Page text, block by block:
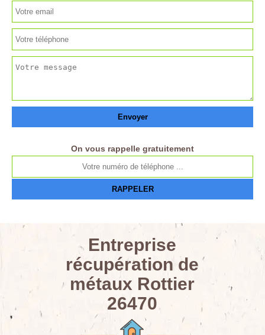
On vous rappelle gratuitement
Entreprise
récupération de
métaux Rottier
26470